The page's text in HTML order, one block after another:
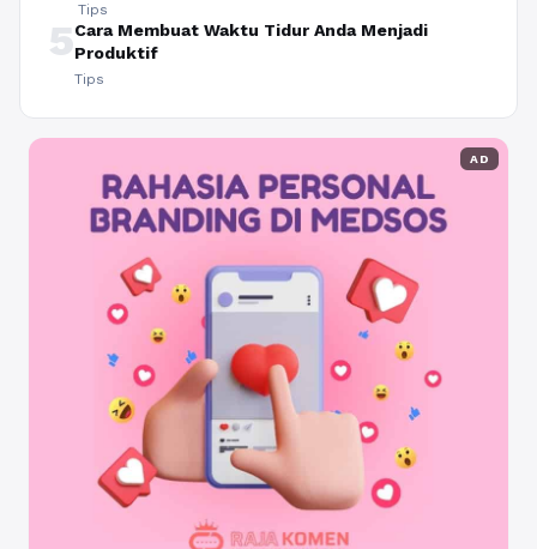
Tips
5Cara Membuat Waktu Tidur Anda Menjadi
Produktif
Tips
AD